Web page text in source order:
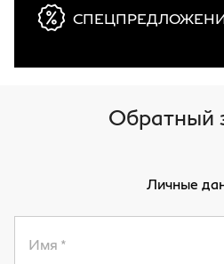
Обратный
Личные
Имя